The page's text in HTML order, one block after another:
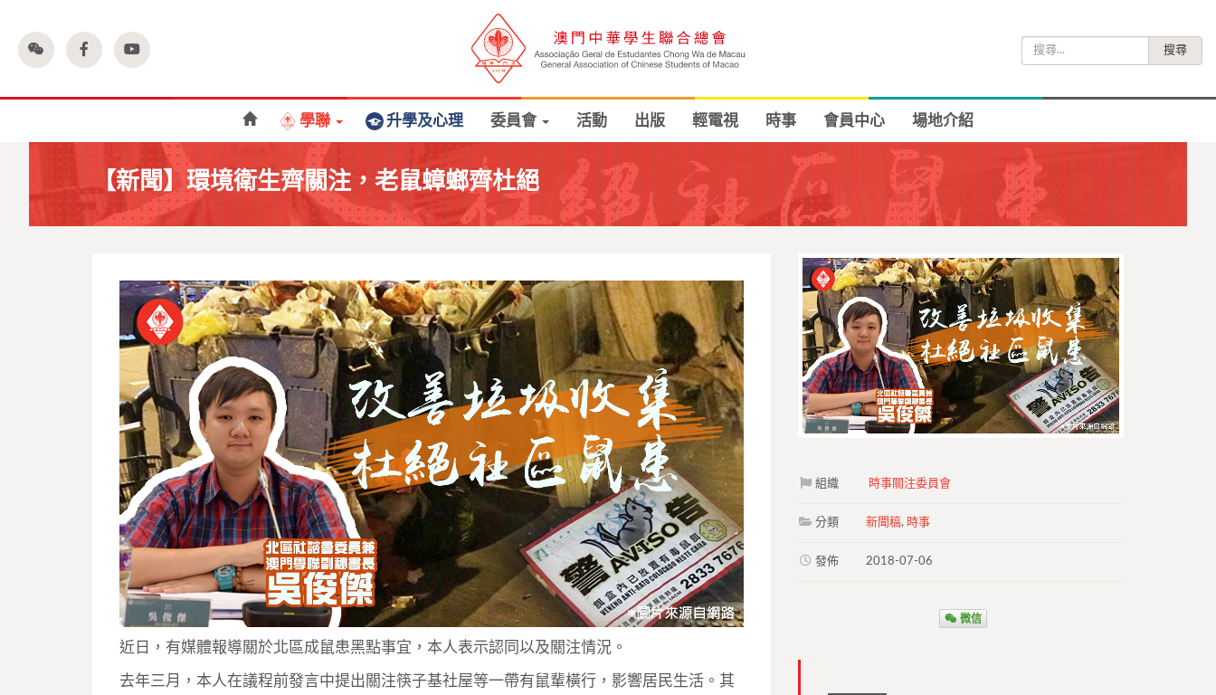
尋
學聯 升學及心理 委員會 活動 出版 輕電視 時事 會員中心 場地介紹
【新聞】環境衛生齊關注，老鼠蟑螂齊杜絕
近日，有媒體報導關於北區成鼠患黑點事宜，本人表示認同以及關注情況。
去年三月，本人在議程前發言中提出關注筷子基社屋等一帶有鼠輩橫行，影響居民生活。其
組織 時事關注委員會
分類 新聞稿, 時事
發佈 2018-07-06
微信